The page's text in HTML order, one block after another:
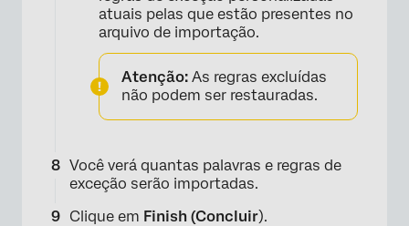
atuais pelas que estão presentes no
arquivo de importação.
Atenção: As regras excluídas
não podem ser restauradas.
Você verá quantas palavras e regras de
exceção serão importadas.
Clique em Finish (Concluir).